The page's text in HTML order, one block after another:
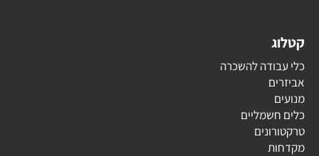
קטלוג
כלי עבודה להשכרה
אביזרים
מנועים
כלים חשמליים
טרקטורונים
מקדחות